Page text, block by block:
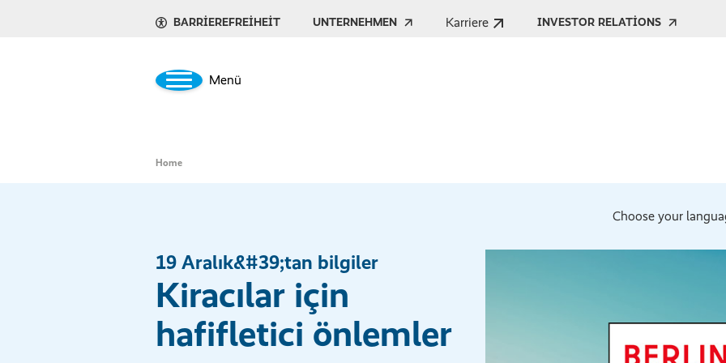
BARRIEREFREIHEIT UNTERNEHMEN Karriere INVESTOR RELATIONS
Menü
Home
Choose your
19 Aralık&#39;tan bilgiler
Kiracılar için
hafifletici önlemler